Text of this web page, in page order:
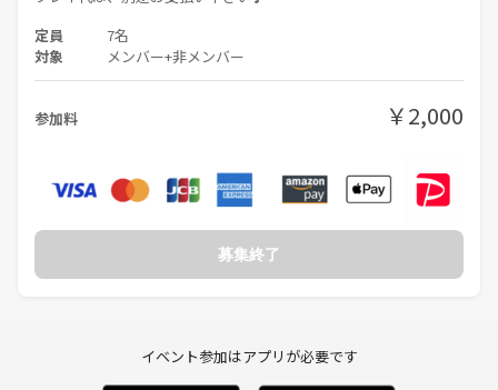
定員 7名
対象 メンバー+非メンバー
参加料 ￥2,000
募集終了
イベント参加はアプリが必要です